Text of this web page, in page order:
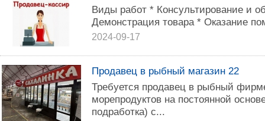
Виды работ * Консультирование и
Демонстрация товара * Оказание
2024-09-17
Продавец в рыбный магазин 22
Требуется продавец в рыбный
морепродуктов на постоянной
подработка) с...